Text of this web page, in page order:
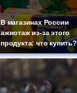
В магазинах России
ажиотаж из-за этого
продукта: что купить?